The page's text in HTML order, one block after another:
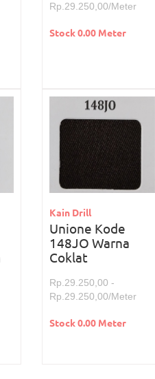
Rp.29.250,00/Meter
Stock 0.00 Meter
Kain Drill
Unione Kode
148JO Warna
Coklat
Rp.29.250,00 -
Rp.29.250,00/Meter
Stock 0.00 Meter